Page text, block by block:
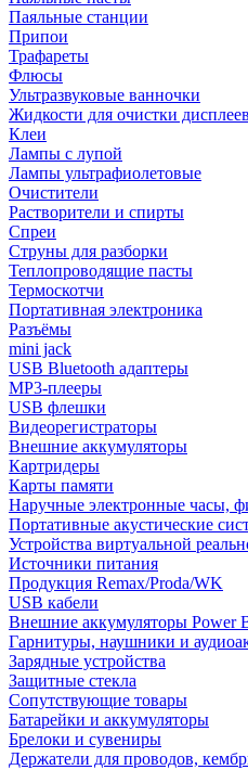
Паяльные станции
Припои
Трафареты
Флюсы
Ультразвуковые ванночки
Жидкости для очистки дисплеев
Клеи
Лампы с лупой
Лампы ультрафиолетовые
Очистители
Растворители и спирты
Спреи
Струны для разборки
Теплопроводящие пасты
Термоскотчи
Портативная электроника
Разъёмы
mini jack
USB Bluetooth адаптеры
MP3-плееры
USB флешки
Видеорегистраторы
Внешние аккумуляторы
Картридеры
Карты памяти
Наручные электронные часы,
Портативные акустические
Устройства виртуальной
Источники питания
Продукция Remax/Proda/WK
USB кабели
Внешние аккумуляторы Power
Гарнитуры, наушники и
Зарядные устройства
Защитные стекла
Сопутствующие товары
Батарейки и аккумуляторы
Брелоки и сувениры
Держатели для проводов,